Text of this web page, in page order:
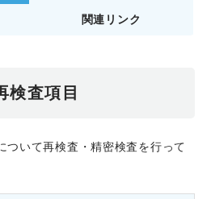
関連リンク
検査項目
ついて再検査・精密検査を行って